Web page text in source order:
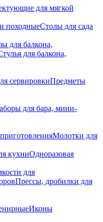
для мягкой
походныеСтолы для сада
для балкона,
для балкона,
сервировкиПредметы
для бара, мини-
Молотки для
кухниОдноразовая
для
Прессы, дробилки для
Иконы